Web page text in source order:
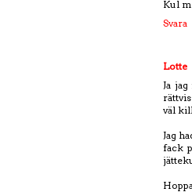
Kul
Svara
Lotte
Ja
väl
Jag
fack